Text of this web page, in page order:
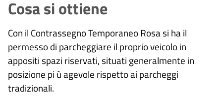
Cosa si ottiene
Con il Contrassegno Temporaneo Rosa si ha il
permesso di parcheggiare il proprio veicolo in
appositi spazi riservati, situati generalmente in
posizione pi ù agevole rispetto ai parcheggi
tradizionali.